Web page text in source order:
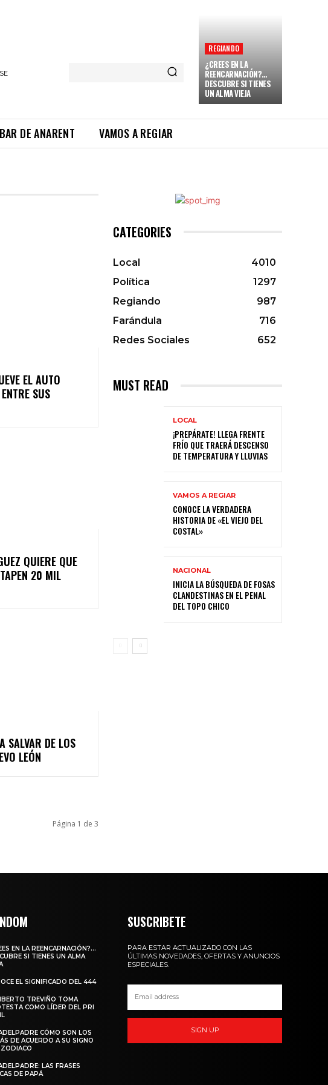
REGIANDO
¿CREES EN LA
REENCARNACIÓN?…
DESCUBRE SI TIENES
UN ALMA VIEJA
DE ANARENT VAMOS A REGIAR
EL AUTO
SUS
QUIERE QUE
20 MIL
SALVAR DE LOS
LEÓN
Página 1 de 3
CATEGORIES
Local
4010
Política
1297
Regiando
987
Farándula
716
Redes Sociales
652
MUST READ
LOCAL
¡PREPÁRATE! LLEGA FRENTE
FRÍO QUE TRAERÁ DESCENSO
DE TEMPERATURA Y LLUVIAS
VAMOS A REGIAR
CONOCE LA VERDADERA
HISTORIA DE «EL VIEJO DEL
COSTAL»
NACIONAL
INICIA LA BÚSQUEDA DE FOSAS
CLANDESTINAS EN EL PENAL
DEL TOPO CHICO
EN LA REENCARNACIÓN?…
SI TIENES UN ALMA
EL SIGNIFICADO DEL 444
TREVIÑO TOMA
COMO LÍDER DEL PRI
CÓMO SON LOS
DE ACUERDO A SU SIGNO
LAS FRASES
DE PAPÁ
SUSCRIBETE
PARA ESTAR ACTUALIZADO CON LAS
ÚLTIMAS NOVEDADES, OFERTAS Y ANUNCIOS
ESPECIALES.
SIGN UP